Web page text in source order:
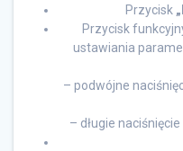
Przycisk
Przycisk
ustawiania
– podwójne
– długie